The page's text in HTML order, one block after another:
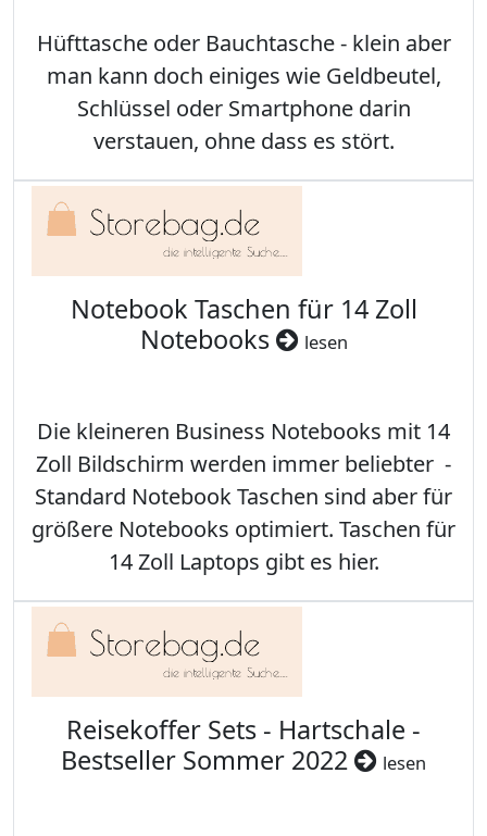
Hüfttasche oder Bauchtasche - klein aber
man kann doch einiges wie Geldbeutel,
Schlüssel oder Smartphone darin
verstauen, ohne dass es stört.
Notebook Taschen für 14 Zoll
Notebooks
lesen
Die kleineren Business Notebooks mit 14
Zoll Bildschirm werden immer beliebter -
Standard Notebook Taschen sind aber für
größere Notebooks optimiert. Taschen für
14 Zoll Laptops gibt es hier.
Reisekoffer Sets - Hartschale -
Bestseller Sommer 2022
lesen